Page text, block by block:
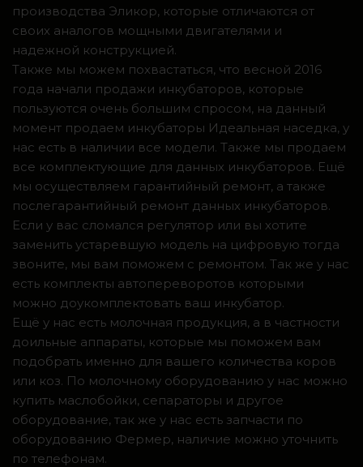
производства Эликор, которые отличаются от
своих аналогов мощными двигателями и
надежной конструкцией.
Также мы можем похвастаться, что весной 2016
года начали продажи инкубаторов, которые
пользуются очень большим спросом, на данный
момент продаем инкубаторы Идеальная наседка, у
нас есть в наличии все модели. Также мы продаем
все комплектующие для данных инкубаторов. Ещё
мы осуществляем гарантийный ремонт, а также
послегарантийный ремонт данных инкубаторов.
Если у вас сломался регулятор или вы хотите
заменить устаревшую модель на цифровую тогда
звоните, мы вам поможем с ремонтом. Так же у нас
есть комплекты автопереворотов которыми
можно доукомплектовать ваш инкубатор.
Ещё у нас есть молочная продукция, а в частности
доильные аппараты, которые мы поможем вам
подобрать именно для вашего количества коров
или коз. По молочному оборудованию у нас можно
купить маслобойки, сепараторы и другое
оборудование, так же у нас есть запчасти по
оборудованию Фермер, наличие можно уточнить
по телефонам.